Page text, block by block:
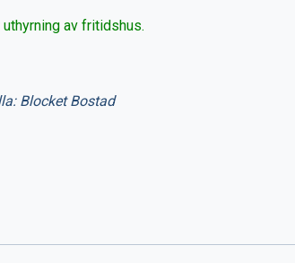
av fritidshus.
Blocket Bostad